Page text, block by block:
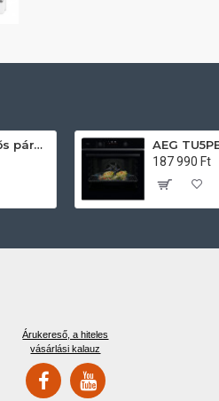
AEG GV77D61SB Kürtős páraelszívó
187 990 Ft
Árukereső, a hiteles
vásárlási kalauz